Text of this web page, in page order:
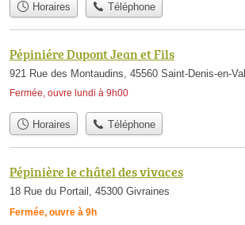
Horaires Téléphone
Pépiniére Dupont Jean et Fils
921 Rue des Montaudins, 45560 Saint-Denis-en-Val
Fermée, ouvre lundi à 9h00
Horaires Téléphone
Pépinière le châtel des vivaces
18 Rue du Portail, 45300 Givraines
Fermée, ouvre à 9h